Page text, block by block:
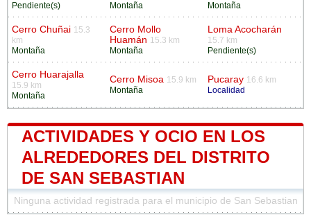
Pendiente(s)
Montaña
Montaña
Cerro Chuñai 15.3
km
Montaña
Cerro Mollo
Huamán 15.3 km
Montaña
Loma Acocharán
15.7 km
Pendiente(s)
Cerro Huarajalla
15.9 km
Montaña
Cerro Misoa 15.9 km
Montaña
Pucaray 16.6 km
Localidad
ACTIVIDADES Y OCIO EN LOS
ALREDEDORES DEL DISTRITO
DE SAN SEBASTIAN
Ninguna actividad registrada para el municipio de San Sebastian